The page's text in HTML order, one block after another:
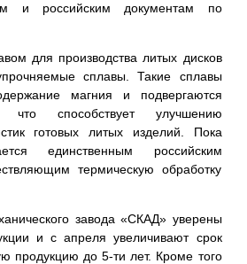
и российским документам по
для производства литых дисков
сплавы. Такие сплавы
магния и подвергаются
что способствует улучшению
готовых литых изделий. Пока
единственным российским
термическую обработку
завода «СКАД» уверены
и с апреля увеличивают срок
продукцию до 5-ти лет. Кроме того